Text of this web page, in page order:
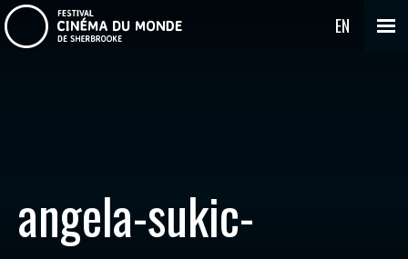
EN
angela-sukic-